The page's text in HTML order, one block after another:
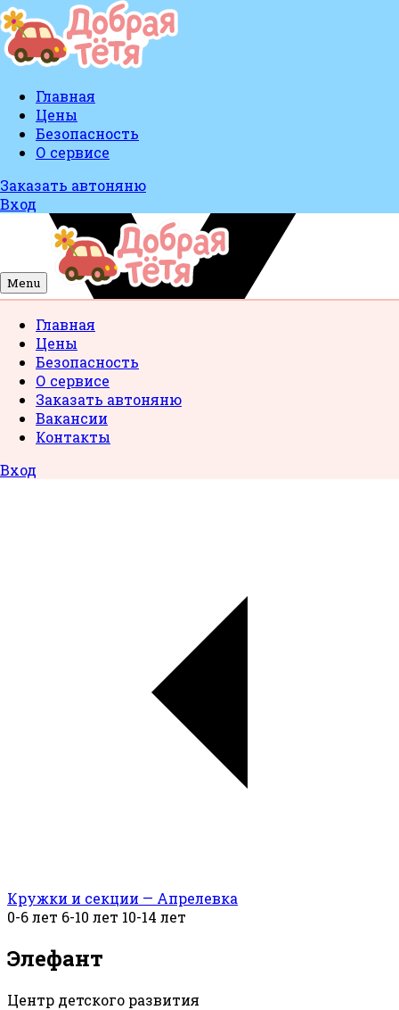
Главная
Цены
Безопасность
О сервисе
Заказать автоняню
Вход
Menu
Главная
Цены
Безопасность
О сервисе
Заказать автоняню
Вакансии
Контакты
Вход
Кружки и секции — Апрелевка
0-6 лет 6-10 лет 10-14 лет
Элефант
Центр детского развития